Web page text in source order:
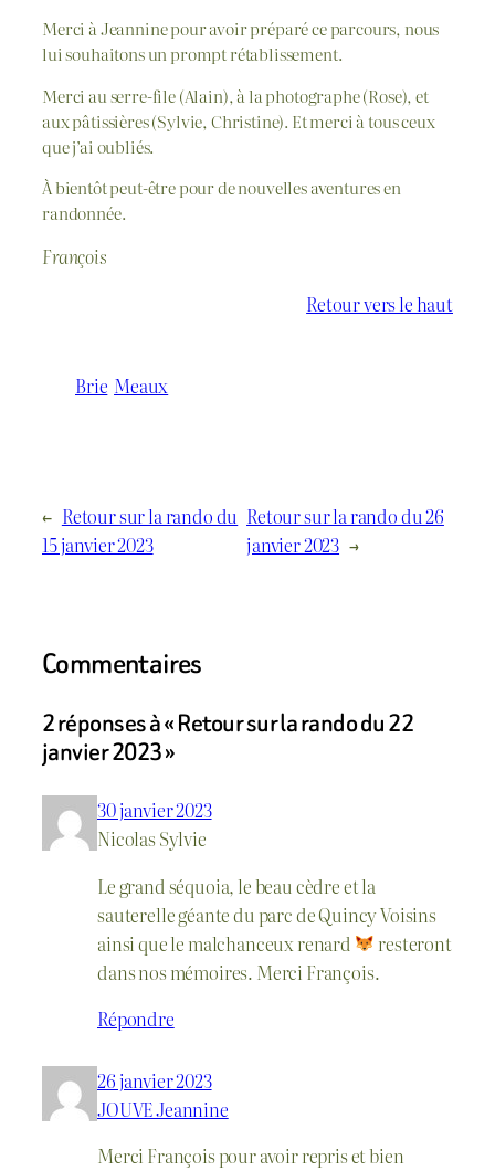
Merci à Jeannine pour avoir préparé ce parcours, nous
lui souhaitons un prompt rétablissement.
Merci au serre-file (Alain), à la photographe (Rose), et
aux pâtissières (Sylvie, Christine). Et merci à tous ceux
que j’ai oubliés.
À bientôt peut-être pour de nouvelles aventures en
randonnée.
François
Retour vers le haut
Brie Meaux
← Retour sur la rando du
15 janvier 2023
Retour sur la rando du 26
janvier 2023 →
Commentaires
2 réponses à « Retour sur la rando du 22
janvier 2023 »
30 janvier 2023
Nicolas Sylvie
Le grand séquoia, le beau cèdre et la
sauterelle géante du parc de Quincy Voisins
ainsi que le malchanceux renard
resteront
dans nos mémoires. Merci François.
Répondre
26 janvier 2023
JOUVE Jeannine
Merci François pour avoir repris et bien